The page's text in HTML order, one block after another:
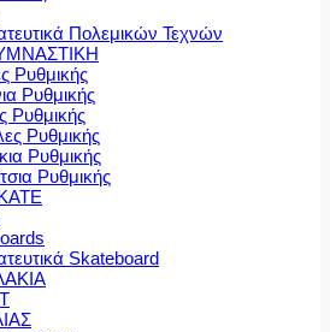
Πολεμικών Τεχνών
Ρυθμικής
Ρυθμικής
Ρυθμικής
Ρυθμικής
Ρυθμικής
Ρυθμικής
Skateboard